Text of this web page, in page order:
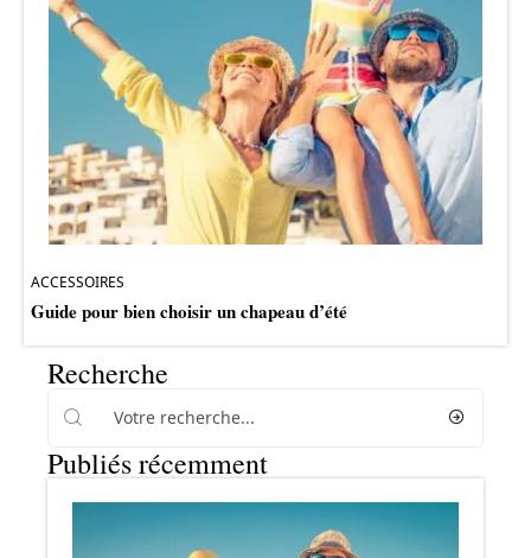
ACCESSOIRES
Guide pour bien choisir un chapeau d’été
Recherche
Publiés récemment